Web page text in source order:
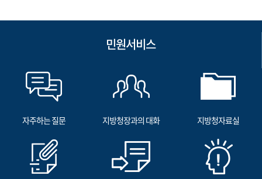
민원서비스
자주하는 질문 지방청장과의 대화 지방청자료실